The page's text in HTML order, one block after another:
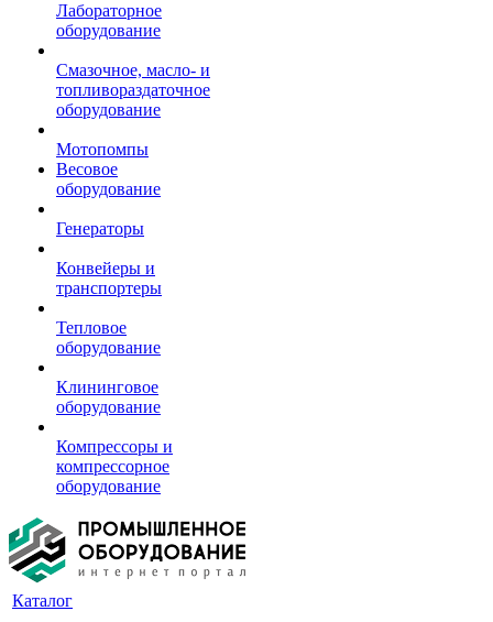
Лабораторное
оборудование
Смазочное, масло- и
топливораздаточное
оборудование
Мотопомпы
Весовое
оборудование
Генераторы
Конвейеры и
транспортеры
Тепловое
оборудование
Клининговое
оборудование
Компрессоры и
компрессорное
оборудование
Каталог